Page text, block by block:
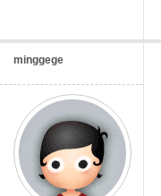
minggege